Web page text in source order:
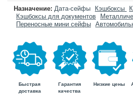
Назначение: Дата-сейфы Кэшбоксы
Кэшбоксы для документов
Переносные мини сейфы
Быстрая
доставка
Гарантия
качества
Низкие цены